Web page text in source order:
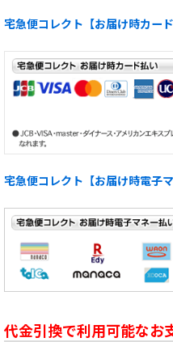
宅急便コレクト【お届け時カード
宅急便コレクト【お届け時電子マ
代金引換で利用可能なお